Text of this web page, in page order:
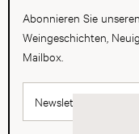
Abonnieren Sie
Weingeschichten,
Mailbox.
Newsletter abonnieren